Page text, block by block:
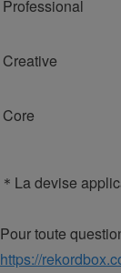
Professional
Creative
Core
＊La devise
Pour toute
https://